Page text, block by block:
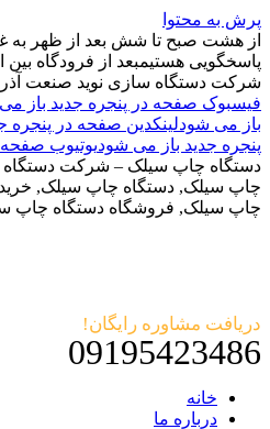
پرش به محتوا
از هشت صبح تا شش بعد از ظهر به
پاسخگویی هستیمبعد از فرودگاه
شرکت دستگاه سازی نوید صنعت آذر
فیسبوک صفحه در پنجره جدید باز
باز می شودلینکدین صفحه در پنجره
پنجره جدید باز می شودیوتیوب
دستگاه چاپ سیلک – شرکت دستگاه
چاپ سیلک, دستگاه چاپ سیلک,
چاپ سیلک, فروشگاه دستگاه چاپ
دریافت مشاوره رایگان!
09195423486
خانه
درباره ما